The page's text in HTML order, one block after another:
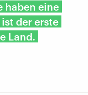
haben eine
der erste
Land.